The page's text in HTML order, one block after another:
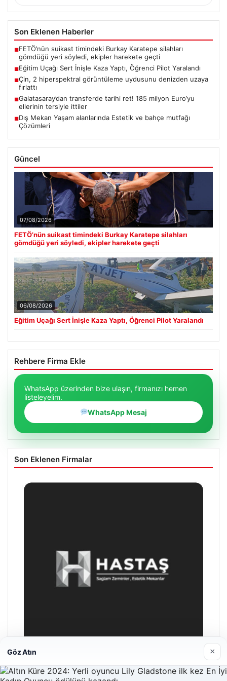
Son Eklenen Haberler
■FETÖ’nün suikast timindeki Burkay Karatepe silahları
gömdüğü yeri söyledi, ekipler harekete geçti
■Eğitim Uçağı Sert İnişle Kaza Yaptı, Öğrenci Pilot Yaralandı
■Çin, 2 hiperspektral görüntüleme uydusunu denizden uzaya
fırlattı
■Galatasaray’dan transferde tarihi ret! 185 milyon Euro’yu
ellerinin tersiyle ittiler
■Dış Mekan Yaşam alanlarında Estetik ve bahçe mutfağı
Çözümleri
Güncel
07/08/2026
FETÖ’nün suikast timindeki Burkay Karatepe silahları
gömdüğü yeri söyledi, ekipler harekete geçti
06/08/2026
Eğitim Uçağı Sert İnişle Kaza Yaptı, Öğrenci Pilot Yaralandı
Rehbere Firma Ekle
WhatsApp üzerinden bize ulaşın, firmanızı hemen
listeleyelim.
WhatsApp Mesaj
Son Eklenen Firmalar
Göz Atın ×